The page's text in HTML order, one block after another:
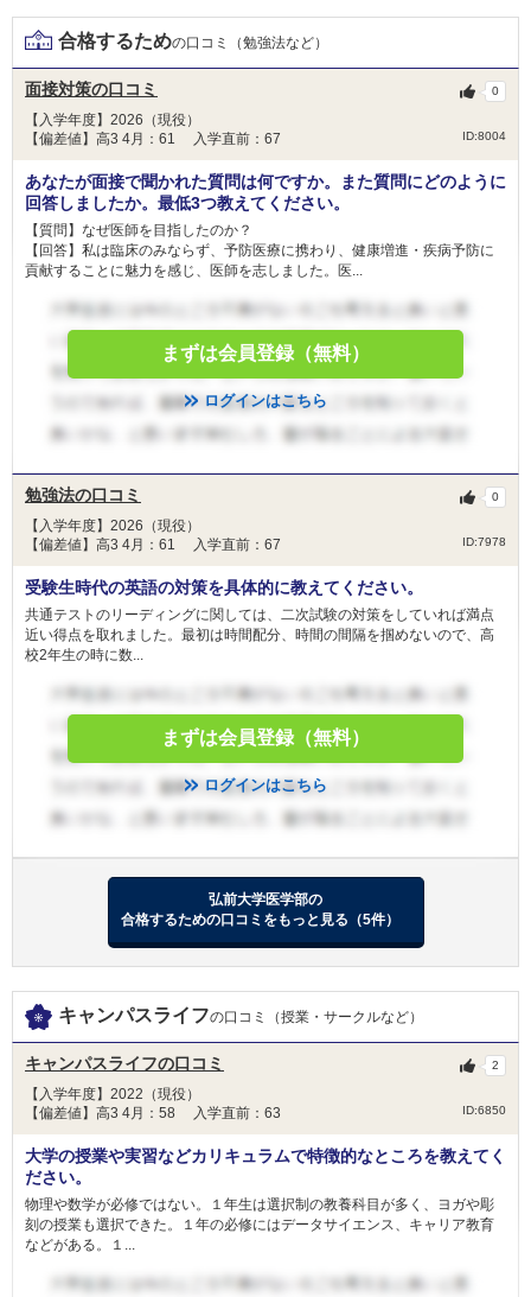
和歌山県立医科大学 一般枠（県内募集）
和歌山県立医科大学 県民医療枠（全国募集）
和歌山県立医科大学 県民医療枠Ａ
和歌山県立医科大学 県民医療枠Ｂ
和歌山県立医科大学 地域医療枠（県内募集）
川崎医科大学 静岡地域枠
川崎医科大学 長崎地域枠
川崎医科大学 岡山地域枠
川崎医科大学 一般
東北医科薬科大学 一般
2月9日
東北大学 総合型選抜Ⅲ
山梨大学 学校推薦型選抜Ⅱ
福井大学 学校推薦型選抜Ⅱ
名古屋大学 推薦
慶應義塾大学 一般
福岡大学 学部留学生選抜
2月10日
大阪医科薬科大学 一般選抜（前期）
日本医科大学 グローバル特別選抜（前期）
日本医科大学 一般（前期地域枠）
日本医科大学 地域医療枠（前期）
獨協医科大学 新潟県地域枠
獨協医科大学 前期
獨協医科大学 栃木県地域枠
杏林大学 外国人留学生選抜
杏林大学 東京都地域枠選抜
杏林大学 新潟県地域枠選抜
杏林大学 群馬県地域枠
東京慈恵会医科大学 一般
2月12日
獨協医科大学 新潟県地域枠
杏林大学 外国人留学生選抜
杏林大学 新潟県地域枠選抜
杏林大学 一般選抜
藤田医科大学 共通テスト利用入試
藤田医科大学 一般（地域枠）
合格するための口コミ（勉強法など）
面接対策の口コミ
【入学年度】2026（現役）
【偏差値】高3 4月：61 入学直前：67
ID:8004
0
あなたが面接で聞かれた質問は何ですか。また質問にどのように
回答しましたか。最低3つ教えてください。
【質問】なぜ医師を目指したのか？
【回答】私は臨床のみならず、予防医療に携わり、健康増進・疾病予防に
貢献することに魅力を感じ、医師を志しました。医...
まずは会員登録（無料）
ログインはこちら
勉強法の口コミ
【入学年度】2026（現役）
【偏差値】高3 4月：61 入学直前：67
ID:7978
0
受験生時代の英語の対策を具体的に教えてください。
共通テストのリーディングに関しては、二次試験の対策をしていれば満点
近い得点を取れました。最初は時間配分、時間の間隔を掴めないので、高
校2年生の時に数...
まずは会員登録（無料）
ログインはこちら
弘前大学医学部の
合格するための口コミをもっと見る（5件）
キャンパスライフの口コミ（授業・サークルなど）
キャンパスライフの口コミ
【入学年度】2022（現役）
【偏差値】高3 4月：58 入学直前：63
ID:6850
2
大学の授業や実習などカリキュラムで特徴的なところを教えてく
ださい。
物理や数学が必修ではない。１年生は選択制の教養科目が多く、ヨガや彫
刻の授業も選択できた。１年の必修にはデータサイエンス、キャリア教育
などがある。１...